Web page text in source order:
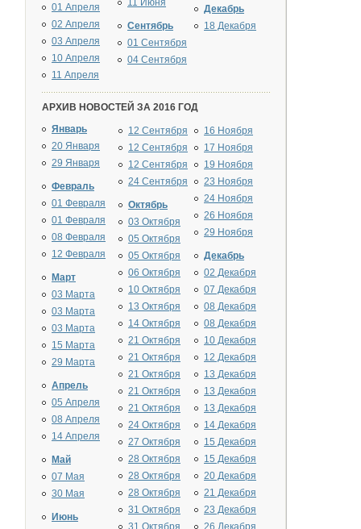
01 Апреля
02 Апреля
03 Апреля
10 Апреля
11 Апреля
11 Июня
Сентябрь
01 Сентября
04 Сентября
Декабрь
18 Декабря
АРХИВ НОВОСТЕЙ ЗА 2016 ГОД
Январь
20 Января
29 Января
Февраль
01 Февраля
01 Февраля
08 Февраля
12 Февраля
Март
03 Марта
03 Марта
03 Марта
15 Марта
29 Марта
Апрель
05 Апреля
08 Апреля
14 Апреля
Май
07 Мая
30 Мая
Июнь
12 Сентября
12 Сентября
12 Сентября
24 Сентября
Октябрь
03 Октября
05 Октября
05 Октября
06 Октября
10 Октября
13 Октября
14 Октября
21 Октября
21 Октября
21 Октября
21 Октября
21 Октября
24 Октября
27 Октября
28 Октября
28 Октября
28 Октября
31 Октября
31 Октября
16 Ноября
17 Ноября
19 Ноября
23 Ноября
24 Ноября
26 Ноября
29 Ноября
Декабрь
02 Декабря
07 Декабря
08 Декабря
08 Декабря
10 Декабря
12 Декабря
13 Декабря
13 Декабря
13 Декабря
14 Декабря
15 Декабря
15 Декабря
20 Декабря
21 Декабря
23 Декабря
26 Декабря